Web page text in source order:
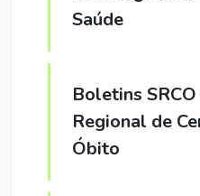
Saúde
Boletins
Regional de
Óbito